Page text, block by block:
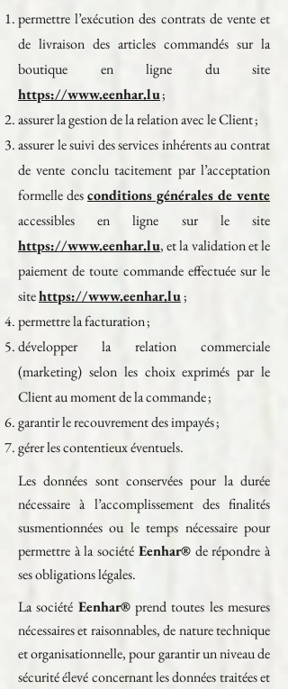
permettre l’exécution des contrats de vente et
de livraison des articles commandés sur la
boutique en ligne du site
https://www.eenhar.lu;
assurer la gestion de la relation avec le Client ;
assurer le suivi des services inhérents au contrat
de vente conclu tacitement par l’acceptation
formelle desconditions générales de vente
accessibles en ligne sur le site
https://www.eenhar.lu, et la validation et le
paiement de toute commande effectuée sur le
sitehttps://www.eenhar.lu;
permettre la facturation ;
développer la relation commerciale
(marketing) selon les choix exprimés par le
Client au moment de la commande ;
garantir le recouvrement des impayés ;
gérer les contentieux éventuels.
Les données sont conservées pour la durée
nécessaire à l’accomplissement des finalités
susmentionnées ou le temps nécessaire pour
permettre à la société Eenhar®de répondre à
ses obligations légales.
La société Eenhar®prend toutes les mesures
nécessaires et raisonnables, de nature technique
et organisationnelle, pour garantir un niveau de
sécurité élevé concernant les données traitées et